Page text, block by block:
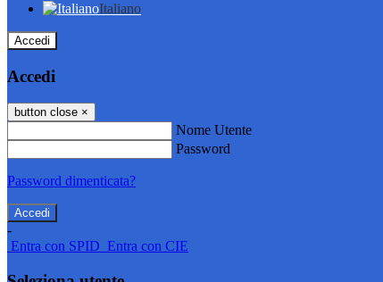
Italiano
Accedi
Accedi
button close ×
Nome Utente
Password
Password dimenticata?
-
Entra con SPID Entra con CIE